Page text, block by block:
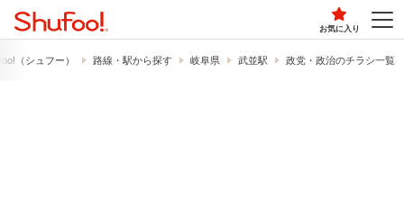
お気に入り
（シュフー） 路線・駅から探す 岐阜県 武並駅 政党・政治のチラシ一覧